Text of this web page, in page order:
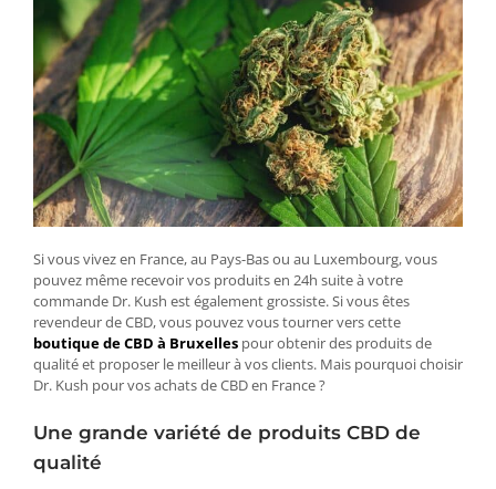
Si vous vivez en France, au Pays-Bas ou au Luxembourg, vous
pouvez même recevoir vos produits en 24h suite à votre
commande Dr. Kush est également grossiste. Si vous êtes
revendeur de CBD, vous pouvez vous tourner vers cette
boutique de CBD à Bruxelles pour obtenir des produits de
qualité et proposer le meilleur à vos clients. Mais pourquoi choisir
Dr. Kush pour vos achats de CBD en France ?
Une grande variété de produits CBD de
qualité